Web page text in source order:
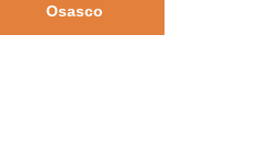
Osasco